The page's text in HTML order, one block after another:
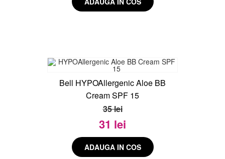
Bell HYPOAllergenic Aloe BB
Cream SPF 15
35 lei
31 lei